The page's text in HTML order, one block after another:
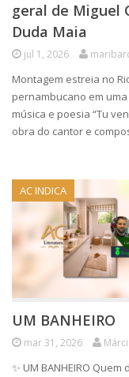
geral de Miguel
Duda Maia
jul 1, 2026
Montagem estreia no
pernambucano em
música e poesia “Tu
obra do cantor e
AC INDICA
UM BANHEIRO
mar 31, 2026
✨ UM BANHEIRO